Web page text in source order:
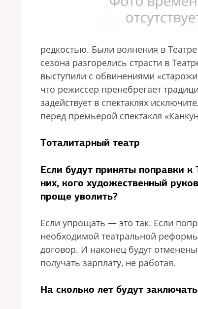
редкостью. Были волнения в
сезона разгорелись страсти в
выступили с обвинениями
что режиссер пренебрегает
задействует в спектаклях
перед премьерой спектакля
Тоталитарный театр
Если будут приняты поправки
них, кого художественный
проще уволить?
Если упрощать — это так. Если
необходимой театральной
договор. И наконец будут
получать зарплату, не работая.
На сколько лет будут